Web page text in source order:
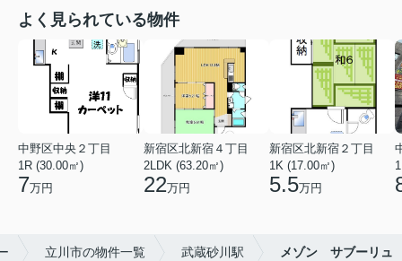
よく見られている物件
中野区中央２丁目
1R (30.00㎡)
7万円
新宿区北新宿４丁目
2LDK (63.20㎡)
22万円
新宿区北新宿２丁目
1K (17.00㎡)
5.5万円
立川市の物件一覧 武蔵砂川駅 メゾン サブーリュ